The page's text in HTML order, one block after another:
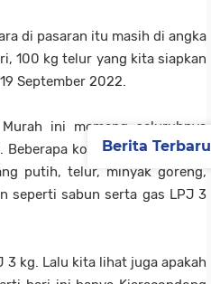
di pasaran itu masih di angka
100 kg telur yang kita siapkan
September 2022.
ini memang seluruhnya
Beberapa komoditi pokok yang
putih, telur, minyak goreng,
seperti sabun serta gas LPJ 3
3 kg. Lalu kita lihat juga apakah
Berita Terbaru